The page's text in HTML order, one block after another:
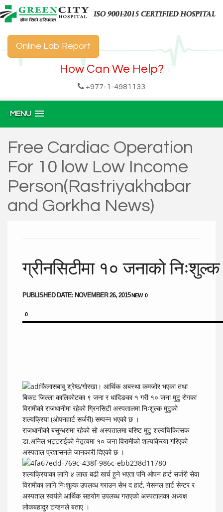
Online Lab Report
How Can We Help?
+977-1-4981133
MENU
Free Cardiac Operation
For 10 low Low Income
Person(Rastriyakhabar
and Gorkha News)
ग्रीनसिटीमा १० जनाको
PUBLISHED DATE: NOVEMBER 26, 2015NEW 0
0
कैलासबावु श्रेष्ठ/गोरखा। आर्थिक अबस्था कमजोर भएका तथा
बिकट जिल्ला कालिकोटका ९ जना र धादिङका १ गरी १० जना मुटु रोगका
विरामीको राजधानीमा रहेको ग्रिनसिटी अस्पतालमा निःशुल्क मुटुको
शल्यक्रिया (ओपनहार्ट सर्जरी) सम्पन्न भएको छ ।
राजधानीको बसुन्धरामा रहेको सो अस्पतालमा बरिष्ट मुटु शल्यचिकित्सक
डा.अनिल भट्टराईको नेतृत्वमा १० जना विरामीको शल्यक्रिया गरिएको
अस्पताल प्रशासनले जानकारी दिएको छ ।
शल्यक्रियाका लागि ४ लाख बढी खर्च हुने भएता पनि ओपन हार्ट सर्जरी सेवा
विरामीका लागि निःशुल्क उपलव्ध गराउन सेभ द हार्ट, नेसनल हार्ट सेन्टर र
अस्पताल स्वयंले आर्थिक सहयोग उपलब्ध गराएको अस्पतालका अध्यक्ष
लोकबहादुर टन्डनले बताए ।